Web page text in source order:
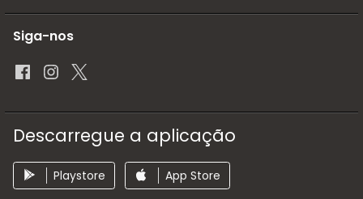
Siga-nos
Descarregue a aplicação
Playstore App Store